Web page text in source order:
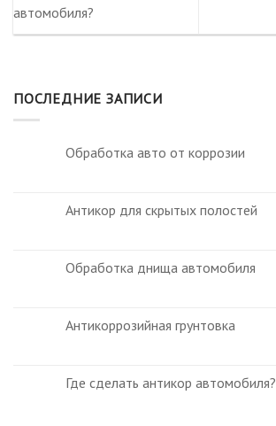
автомобиля?
ПОСЛЕДНИЕ ЗАПИСИ
Обработка авто от коррозии
Антикор для скрытых полостей
Обработка днища автомобиля
Антикоррозийная грунтовка
Где сделать антикор автомобиля?